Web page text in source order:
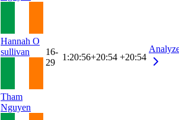
Hannah O
sullivan
Tham
Nguyen
16-
29
1:20:56+20:54 +20:54